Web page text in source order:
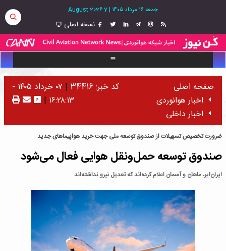
جمعه ۱۶ مرداد ۱۴۰۵ |
7 August 2026
نسخه اصلی
صفحه اصلی
اخبار هوانوردی
اخبار داخلی
کد خبر: 34416 |
۰۷ خرداد ۱۴۰۵ -
۱۶:۲۸:۱۳ |
ضرورت تخصیص تسهیلات از صندوق توسعه ملی جهت خرید هواپیماهای جدید
صندوق توسعه حمل‌ونقل هوایی فعال می‌شود
ایران‌ایر، ماهان و آسمان اعلام کرده‌اند که تعدیل نیرو نداشته‌اند